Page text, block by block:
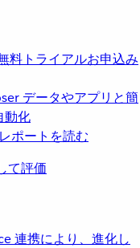
トライアルお申込み
データやアプリと簡
動化
て評価
連携により、進化し